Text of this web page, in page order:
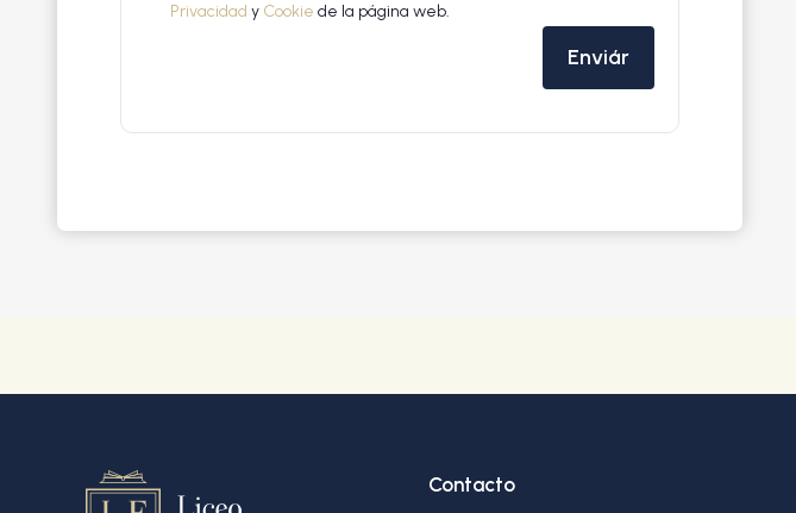
Privacidad y Cookie de la página web.
Enviár
Contacto